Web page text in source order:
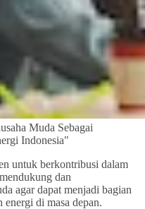
Muda Sebagai
Indonesia"
untuk berkontribusi dalam
dan
agar dapat menjadi bagian
di masa depan.